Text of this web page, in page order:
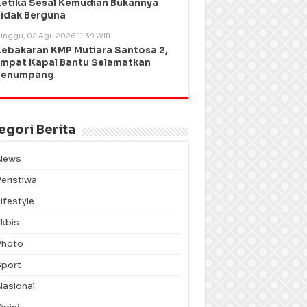
Sesal Kemudian Bukannya
Berguna
02 Agu 2026 11:39 WIB
KMP Mutiara Santosa 2,
Kapal Bantu Selamatkan
Berita